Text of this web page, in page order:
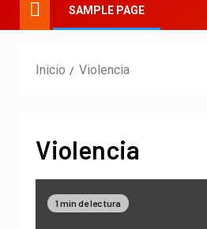
SAMPLE PAGE
Inicio Violencia
Violencia
1 min de lectura